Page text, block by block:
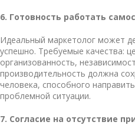
6. Готовность работать
Идеальный маркетолог может
успешно. Требуемые качества:
организованность,
производительность должна
человека, способного
проблемной ситуации.
7. Согласие на отсутствие